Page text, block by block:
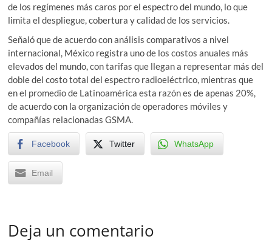
de los regímenes más caros por el espectro del mundo, lo que
limita el despliegue, cobertura y calidad de los servicios.
Señaló que de acuerdo con análisis comparativos a nivel
internacional, México registra uno de los costos anuales más
elevados del mundo, con tarifas que llegan a representar más del
doble del costo total del espectro radioeléctrico, mientras que
en el promedio de Latinoamérica esta razón es de apenas 20%,
de acuerdo con la organización de operadores móviles y
compañías relacionadas GSMA.
Facebook Twitter WhatsApp
Email
Deja un comentario